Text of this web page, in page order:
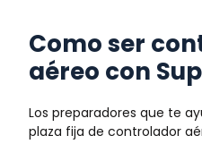
Como ser
aéreo con
Los preparadores que te
plaza fija de controlador